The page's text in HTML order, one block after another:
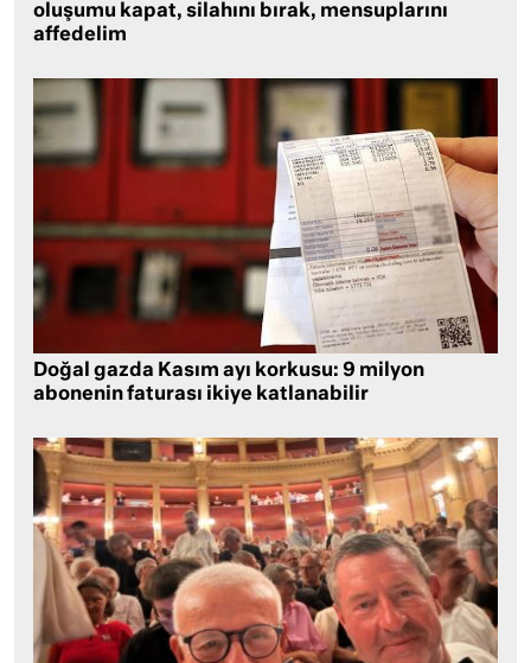
oluşumu kapat, silahını bırak, mensuplarını
affedelim
Doğal gazda Kasım ayı korkusu: 9 milyon
abonenin faturası ikiye katlanabilir